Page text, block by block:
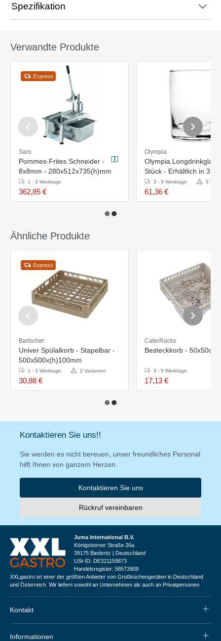
Spezifikation
Verwandte Produkte
Express
Saro
Pommes-Frites Schneider -
8x8mm - 280x512x735(h)mm
1 - 3 Werktage
362,85 €
Olympia
Olympia Longdrinkglas
Stück - Erhältlich in 3
3 - 5 Werktage 3
61,36 €
Ähnliche Produkte
Express
Bartscher
Univer Spülalkorb - Stapelbar -
500x500x(h)100mm
1 - 3 Werktage 2 Varianten
30,88 €
CaterRacks
Besteckkorb - 50x50cm
3 - 5 Werktage
17,13 €
Kontaktieren Sie uns!!
Sie werden es nicht bereuen, unser freundliches Personal
hilft Ihnen von ganzem Herzen.
Kontaktieren Sie uns
Rückruf vereinbaren
Juma International B.V.
Königsborner Straße 26a
39175 Biederitz | Deutschland
USt-ID: DE321159873
Handelsregister: 58573909
XXLgastro ist einer der größten Anbieter von Großküchengeräten in Deutschland
und Österreich. Wir liefern sowohl an Unternehmen als auch an Privatpersonen.
Kontakt
Informationen